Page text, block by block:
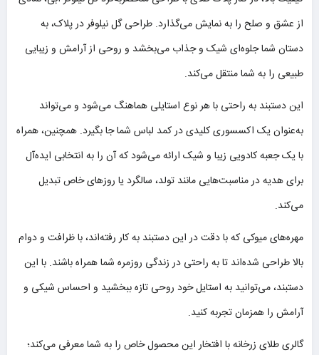
از عشق و صلح را به نمایش می‌گذارد. طراحی گل نیلوفر در پلاک، به
دستان شما جلوه‌ای شیک و جذاب می‌بخشد و روحی از آرامش و زیبایی
طبیعی را به شما منتقل می‌کند.
این دستبند به راحتی با هر نوع استایلی هماهنگ می‌شود و می‌تواند
به‌عنوان یک اکسسوری کلیدی در کمد لباس شما جا بگیرد. همچنین، همراه
با یک جعبه کادویی زیبا و شیک ارائه می‌شود که آن را به انتخابی ایده‌آل
برای هدیه در مناسبت‌هایی مانند تولد، سالگرد یا روزهای خاص تبدیل
می‌کند.
مهره‌های میوکی که با دقت در این دستبند به کار رفته‌اند، با ظرافت و دوام
بالا طراحی شده‌اند تا به راحتی در زندگی روزمره شما همراه باشند. با این
دستبند، می‌توانید به استایل خود روحی تازه ببخشید و احساس شیکی و
آرامش را همزمان تجربه کنید.
گالری طلای زرخانه با افتخار این محصول خاص را به شما معرفی می‌کند؛